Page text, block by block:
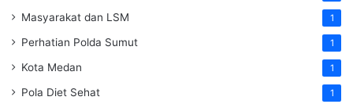
Masyarakat dan LSM 1
Perhatian Polda Sumut 1
Kota Medan 1
Pola Diet Sehat 1